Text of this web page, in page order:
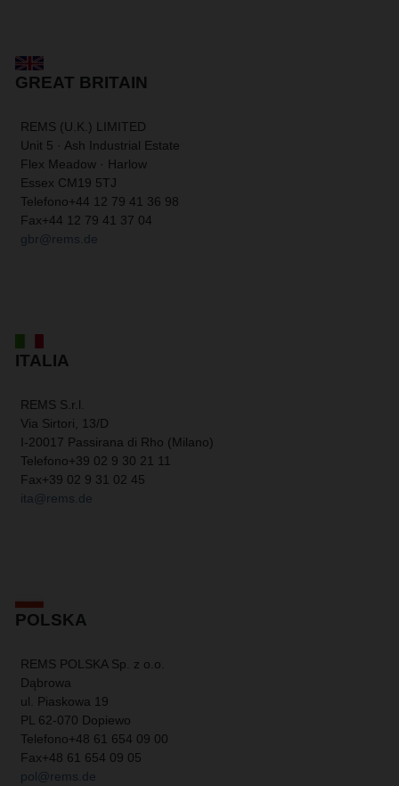
GREAT BRITAIN
REMS (U.K.) LIMITED
Unit 5 · Ash Industrial Estate
Flex Meadow · Harlow
Essex CM19 5TJ
Telefono+44 12 79 41 36 98
Fax+44 12 79 41 37 04
gbr@rems.de
ITALIA
REMS S.r.l.
Via Sirtori, 13/D
I-20017 Passirana di Rho (Milano)
Telefono+39 02 9 30 21 11
Fax+39 02 9 31 02 45
ita@rems.de
POLSKA
REMS POLSKA Sp. z o.o.
Dąbrowa
ul. Piaskowa 19
PL 62-070 Dopiewo
Telefono+48 61 654 09 00
Fax+48 61 654 09 05
pol@rems.de